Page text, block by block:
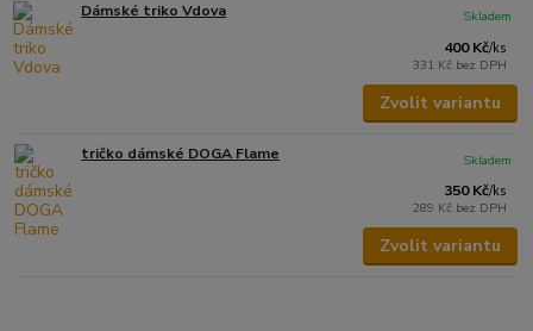
Dámské triko Vdova
400 Kč/ks
331 Kč bez DPH
Skladem
Zvolit variantu
tričko dámské DOGA Flame
350 Kč/ks
289 Kč bez DPH
Skladem
Zvolit variantu